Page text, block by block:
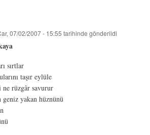
07/02/2007 - 15:55 tarihinde gönderildi
sırtlar
taşır eylüle
ne rüzgâr savurur
geniz yakan hüznünü